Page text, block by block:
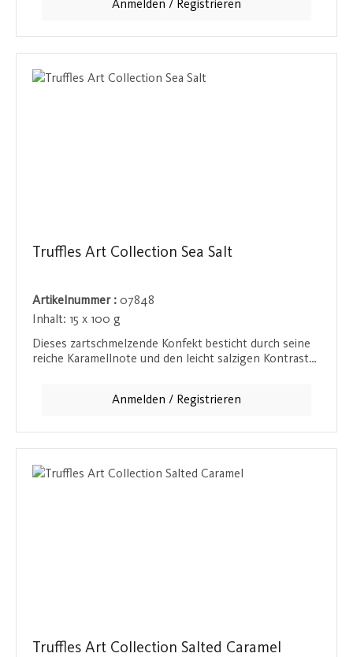
Verpackungsdesign. Ideal für Feinkostläden und
Süßigkeiten sind, die unter ihrem eigenen
Markennamen angeboten werden können. Ein
exquisites Produkt, das sich perfekt für den
Einzelhandel oder als besonderes Geschenk eignet.
Anmelden / Registrieren
Truffles Art Collection Sea Salt
Artikelnummer : 07848
Inhalt: 15 x 100 g
Dieses zartschmelzende Konfekt besticht durch seine
reiche Karamellnote und den leicht salzigen Kontrast
einen harmonischen Geschmack zu erzeugen, der Lust
den besonderen Genussmoment.
Anmelden / Registrieren
Truffles Art Collection Salted Caramel